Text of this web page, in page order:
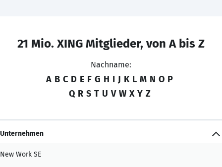
21 Mio. XING Mitglieder, von A bis Z
Nachname:
A B C D E F G H I J K L M N O P
Q R S T U V W X Y Z
Unternehmen
New Work SE